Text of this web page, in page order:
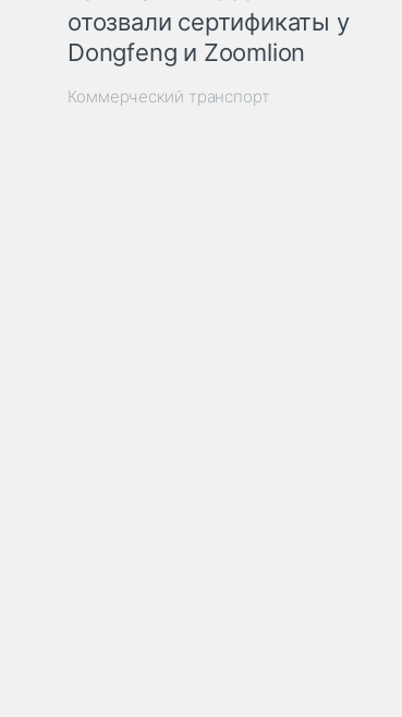
отозвали сертификаты у
Dongfeng и Zoomlion
Коммерческий транспорт